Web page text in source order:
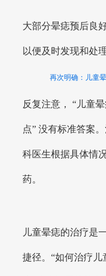
大部分晕痣预后良
以便及时发现和处
再次明确：儿童
反复注意， “儿童
点” 没有标准答案
科医生根据具体情
药。
儿童晕痣的治疗是
捷径。“如何治疗